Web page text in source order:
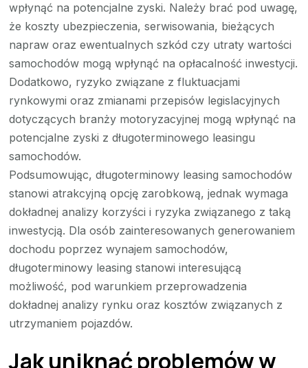
wpłynąć na potencjalne zyski. Należy brać pod uwagę,
że koszty ubezpieczenia, serwisowania, bieżących
napraw oraz ewentualnych szkód czy utraty wartości
samochodów mogą wpłynąć na opłacalność inwestycji.
Dodatkowo, ryzyko związane z fluktuacjami
rynkowymi oraz zmianami przepisów legislacyjnych
dotyczących branży motoryzacyjnej mogą wpłynąć na
potencjalne zyski z długoterminowego leasingu
samochodów.
Podsumowując, długoterminowy leasing samochodów
stanowi atrakcyjną opcję zarobkową, jednak wymaga
dokładnej analizy korzyści i ryzyka związanego z taką
inwestycją. Dla osób zainteresowanych generowaniem
dochodu poprzez wynajem samochodów,
długoterminowy leasing stanowi interesującą
możliwość, pod warunkiem przeprowadzenia
dokładnej analizy rynku oraz kosztów związanych z
utrzymaniem pojazdów.
Jak uniknąć problemów w